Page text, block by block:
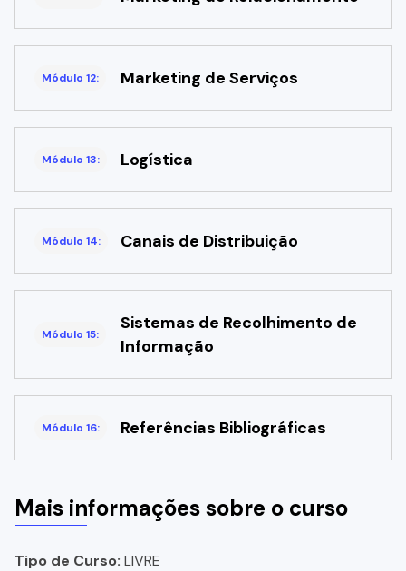
Módulo 12: Marketing de Serviços
Módulo 13: Logística
Módulo 14: Canais de Distribuição
Módulo 15:
Sistemas de Recolhimento de
Informação
Módulo 16: Referências Bibliográficas
Mais informações sobre o curso
Tipo de Curso: LIVRE